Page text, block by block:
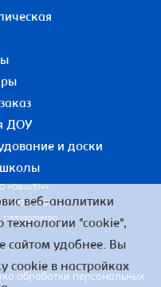
ДОУ
и доски
«Офис51+»
5190055780
обработки персональных
веб-аналитики
"cookie",
сайтом удобнее. Вы
cookie в настройках